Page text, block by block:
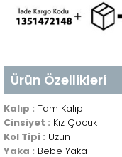
Ürün Özellikleri
Kalıp : Tam Kalıp
Cinsiyet : Kız Çocuk
Kol Tipi : Uzun
Yaka : Bebe Yaka